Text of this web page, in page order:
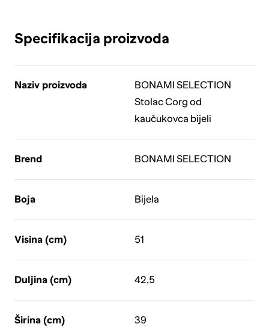
Specifikacija proizvoda
Naziv proizvoda
BONAMI SELECTION
Stolac Corg od
kaučukovca bijeli
Brend BONAMI SELECTION
Boja Bijela
Visina (cm) 51
Duljina (cm) 42,5
Širina (cm) 39